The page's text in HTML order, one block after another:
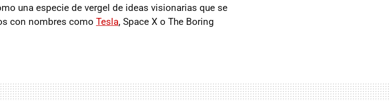
una especie de vergel de ideas visionarias que se
con nombres como Tesla, Space X o The Boring